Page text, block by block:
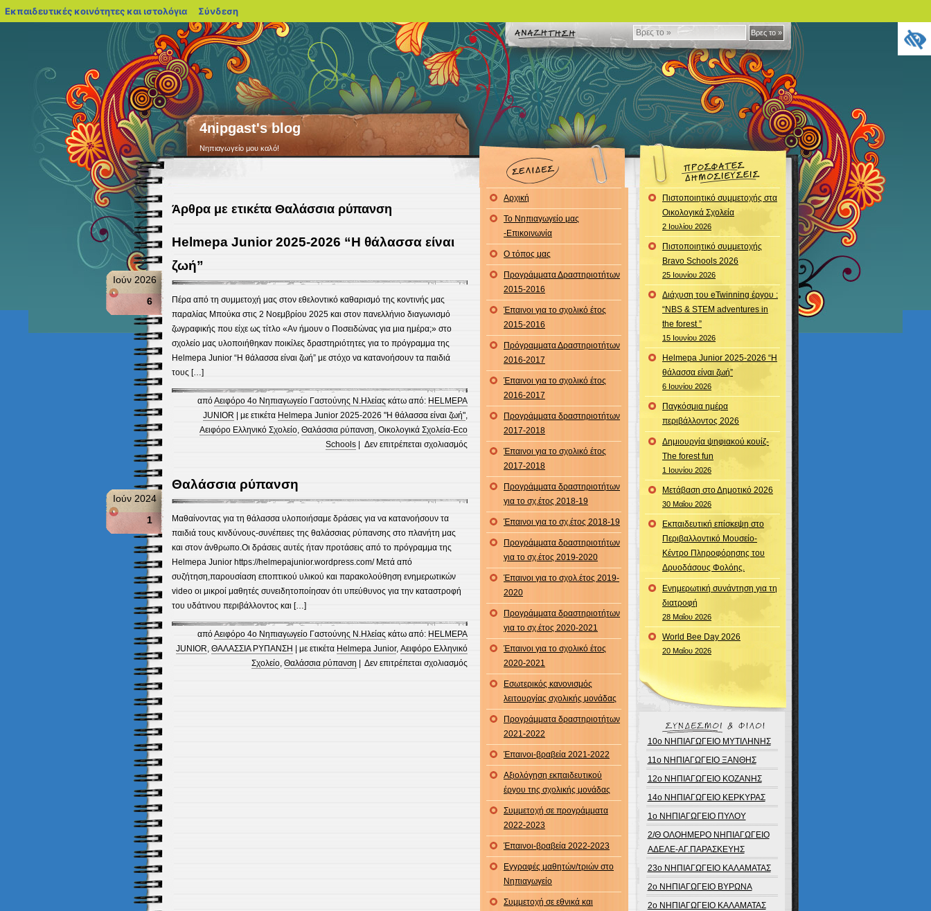
Βρες
το
»
Βρες το »
4nipgast's blog
Νηπιαγωγείο μου καλό!
Άρθρα με ετικέτα Θαλάσσια ρύπανση
Helmepa Junior 2025-2026 “Η θάλασσα είναι
ζωή”
Ιούν 2026
6
Πέρα από τη συμμετοχή μας στον εθελοντικό καθαρισμό της κοντινής μας
παραλίας Μπούκα στις 2 Νοεμβρίου 2025 και στον πανελλήνιο διαγωνισμό
ζωγραφικής που είχε ως τίτλο «Αν ήμουν ο Ποσειδώνας για μια ημέρα;» στο
σχολείο μας υλοποιήθηκαν ποικίλες δραστηριότητες για το πρόγραμμα της
Helmepa Junior “Η θάλασσα είναι ζωή” με στόχο να κατανοήσουν τα παιδιά
τους […]
απόΑειφόρο 4ο Νηπιαγωγείο Γαστούνης Ν.Ηλείας κάτω από: HELMEPA
JUNIOR | με ετικέτα Helmepa Junior 2025-2026 "Η θάλασσα είναι ζωή",
Αειφόρο Ελληνικό Σχολείο, Θαλάσσια ρύπανση, Οικολογικά Σχολεία-Eco
Schools| Δεν επιτρέπεται σχολιασμόςστο
Helmepa
2026
θάλασσα
Θαλάσσια ρύπανση
Ιούν 2024
1
Μαθαίνοντας για τη θάλασσα υλοποιήσαμε δράσεις για να κατανοήσουν τα
παιδιά τους κινδύνους-συνέπειες της θαλάσσιας ρύπανσης στο πλανήτη μας
και στον άνθρωπο.Οι δράσεις αυτές ήταν προτάσεις από τo πρόγραμμα της
Helmepa Junior https://helmepajunior.wordpress.com/ Μετά από
συζήτηση,παρουσίαση εποπτικού υλικού και παρακολούθηση ενημερωτικών
video οι μικροί μαθητές συνειδητοποίησαν ότι υπεύθυνος για την καταστροφή
του υδάτινου περιβάλλοντος και […]
απόΑειφόρο 4ο Νηπιαγωγείο Γαστούνης Ν.Ηλείας κάτω από: HELMEPA
JUNIOR, ΘΑΛΑΣΣΙΑ ΡΥΠΑΝΣΗ | με ετικέτα Helmepa Junior, Αειφόρο Ελληνικό
Σχολείο, Θαλάσσια ρύπανση | Δεν επιτρέπεται σχολιασμόςστο
Θαλάσσια
Αρχική
To Νηπιαγωγείο μας
-Επικοινωνία
Ο τόπος μας
Προγράμματα Δραστηριοτήτων
2015-2016
Έπαινοι για το σχολικό έτος
2015-2016
Πρόγραμματα Δραστηριοτήτων
2016-2017
Έπαινοι για το σχολικό έτος
2016-2017
Προγράμματα δραστηριοτήτων
2017-2018
Έπαινοι για το σχολικό έτος
2017-2018
Προγράμματα δραστηριοτήτων
για το σχ.έτος 2018-19
Έπαινοι για το σχ.έτος 2018-19
Προγράμματα δραστηριοτήτων
για το σχ.έτος 2019-2020
Έπαινοι για το σχολ.έτος 2019-
2020
Προγράμματα δραστηριοτήτων
για το σχ.έτος 2020-2021
Έπαινοι για το σχολικό έτος
2020-2021
Εσωτερικός κανονισμός
λειτουργίας σχολικής μονάδας
Προγράμματα δραστηριοτήτων
2021-2022
Έπαινοι-βραβεία 2021-2022
Αξιολόγηση εκπαιδευτικού
έργου της σχολικής μονάδας
Συμμετοχή σε προγράμματα
2022-2023
Έπαινοι-βραβεία 2022-2023
Εγγραφές μαθητών/τριών στο
Νηπιαγωγείο
Συμμετοχή σε εθνικά και
Πιστοποιητικό συμμετοχής στα
Οικολογικά Σχολεία
2 Ιουλίου 2026
Πιστοποιητικό συμμετοχής
Bravo Schools 2026
25 Ιουνίου 2026
Διάχυση του eTwinning έργου :
“NBS & STEM adventures in
the forest ”
15 Ιουνίου 2026
Helmepa Junior 2025-2026 “Η
θάλασσα είναι ζωή”
6 Ιουνίου 2026
Παγκόσμια ημέρα
περιβάλλοντος 2026
Δημιουργία ψηφιακού κουίζ-
The forest fun
1 Ιουνίου 2026
Μετάβαση στο Δημοτικό 2026
30 Μαΐου 2026
Εκπαιδευτική επίσκεψη στο
Περιβαλλοντικό Μουσείο-
Κέντρο Πληροφόρησης του
Δρυοδάσους Φολόης.
Ενημερωτική συνάντηση για τη
διατροφή
28 Μαΐου 2026
World Bee Day 2026
20 Μαΐου 2026
10ο ΝΗΠΙΑΓΩΓΕΙΟ ΜΥΤΙΛΗΝΗΣ
11ο ΝΗΠΙΑΓΩΓΕΙΟ ΞΑΝΘΗΣ
12ο ΝΗΠΙΑΓΩΓΕΙΟ ΚΟΖΑΝΗΣ
14ο ΝΗΠΙΑΓΩΓΕΙΟ ΚΕΡΚΥΡΑΣ
1ο ΝΗΠΙΑΓΩΓΕΙΟ ΠΥΛΟΥ
2/Θ ΟΛΟΗΜΕΡΟ ΝΗΠΙΑΓΩΓΕΙΟ
ΑΔΕΛΕ-ΑΓ.ΠΑΡΑΣΚΕΥΗΣ
23ο ΝΗΠΙΑΓΩΓΕΙΟ ΚΑΛΑΜΑΤΑΣ
2ο ΝΗΠΙΑΓΩΓΕΙΟ ΒΥΡΩΝΑ
2ο ΝΗΠΙΑΓΩΓΕΙΟ ΚΑΛΑΜΑΤΑΣ
Εκπαιδευτικές κοινότητες και ιστολόγια blogs.sch.gr
Σύνδεση